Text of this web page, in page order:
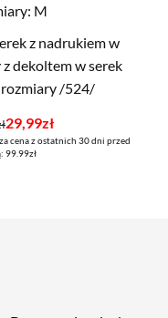
M
z nadrukiem w
dekoltem w serek
/524/
29,99zł
cena z ostatnich 30 dni przed
99.99zł